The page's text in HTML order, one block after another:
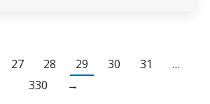
27 28 29 30 31
…
330
→